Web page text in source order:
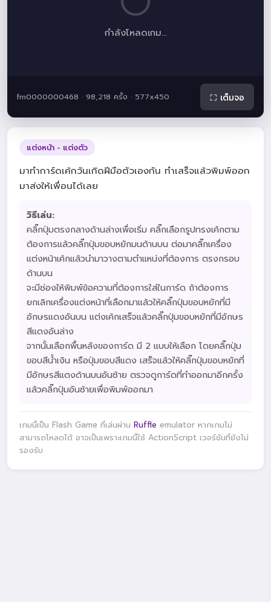
กำลังโหลดเกม...
fm0000000468 · 98,218 ครั้ง · 577x450 ⛶ เต็มจอ
แต่งหน้า - แต่งตัว
มาทำการ์ดเค้กวันเกิดฝีมือตัวเองกัน ทำเสร็จแล้วพิมพ์ออก
มาส่งให้เพื่อนได้เลย
วิธีเล่น:
คลิ๊กปุ่มตรงกลางด้านล่างเพื่อเริ่ม คลิ๊กเลือกรูปทรงเค้กตาม
ต้องการแล้วคลิ๊กปุ่มขอบหยักมนด้านบน ต่อมาคลิ๊กเครื่อง
แต่งหน้าเค้กแล้วนำมาวางตามตำแหน่งที่ต้องการ ตรงกรอบ
ด้านบน
จะมีช่องให้พิมพ์ข้อความที่ต้องการใส่ในการ์ด ถ้าต้องการ
ยกเลิกเครื่องแต่งหน้าที่เลือกมาแล้วให้คลิ๊กปุ่มขอบหยักที่มี
อักษรแดงอันบน แต่งเค้กเสร็จแล้วคลิ๊กปุ่มขอบหยักที่มีอักษร
สีแดงอันล่าง
จากนั้นเลือกพื้นหลังของการ์ด มี 2 แบบให้เลือก โดยคลิ๊กปุ่ม
ขอบสีน้ำเงิน หรือปุ่มขอบสีแดง เสร็จแล้วให้คลิ๊กปุ่มขอบหยักที่
มีอักษรสีแดงด้านบนอันซ้าย ตรวจดูการ์ดที่ทำออกมาอีกครั้ง
แล้วคลิ๊กปุ่มอันซ้ายเพื่อพิมพ์ออกมา
เกมนี้เป็น Flash Game ที่เล่นผ่าน Ruffle emulator หากเกมไม่
สามารถโหลดได้ อาจเป็นเพราะเกมนี้ใช้ ActionScript เวอร์ชันที่ยังไม่
รองรับ